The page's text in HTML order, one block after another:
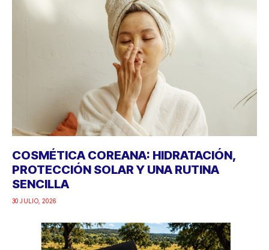
COSMÉTICA COREANA: HIDRATACIÓN,
PROTECCIÓN SOLAR Y UNA RUTINA
SENCILLA
30 JULIO, 2026